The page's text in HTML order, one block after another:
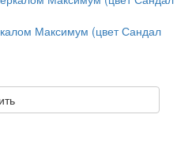
Максимум (цвет Сандал